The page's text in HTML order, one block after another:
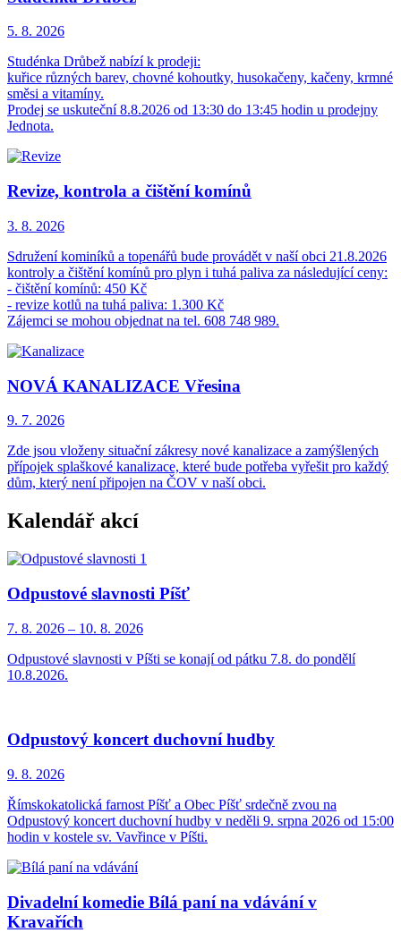
5. 8. 2026
Studénka Drůbež nabízí k prodeji:
kuřice různých barev, chovné kohoutky, husokačeny, kačeny, krmné
směsi a vitamíny.
Prodej se uskuteční 8.8.2026 od 13:30 do 13:45 hodin u prodejny
Jednota.
Revize, kontrola a čištění komínů
3. 8. 2026
Sdružení kominíků a topenářů bude provádět v naší obci 21.8.2026
kontroly a čištění komínů pro plyn i tuhá paliva za následující ceny:
- čištění komínů: 450 Kč
- revize kotlů na tuhá paliva: 1.300 Kč
Zájemci se mohou objednat na tel. 608 748 989.
NOVÁ KANALIZACE Vřesina
9. 7. 2026
Zde jsou vloženy situační zákresy nové kanalizace a zamýšlených
přípojek splaškové kanalizace, které bude potřeba vyřešit pro každý
dům, který není připojen na ČOV v naší obci.
Kalendář akcí
Odpustové slavnosti Píšť
7. 8. 2026 – 10. 8. 2026
Odpustové slavnosti v Píšti se konají od pátku 7.8. do pondělí
10.8.2026.
Odpustový koncert duchovní hudby
9. 8. 2026
Římskokatolická farnost Píšť a Obec Píšť srdečně zvou na
Odpustový koncert duchovní hudby v neděli 9. srpna 2026 od 15:00
hodin v kostele sv. Vavřince v Píšti.
Divadelní komedie Bílá paní na vdávání v
Kravařích